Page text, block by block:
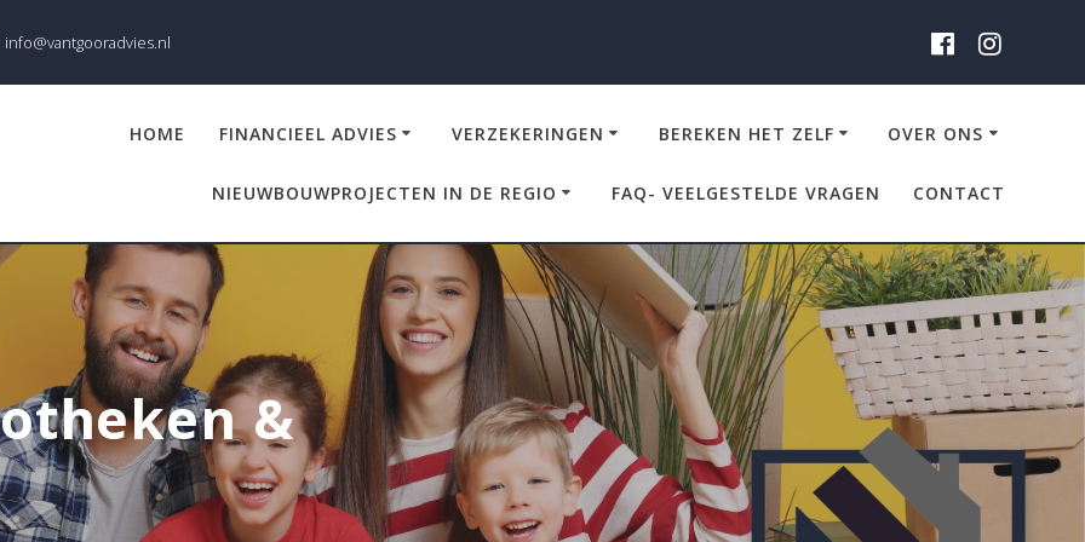
info@vantgooradvies.nl
HOME FINANCIEEL ADVIES VERZEKERINGEN BEREKEN HET ZELF OVER ONS
NIEUWBOUWPROJECTEN IN DE REGIO FAQ- VEELGESTELDE VRAGEN CONTACT
&